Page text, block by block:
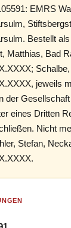
EMRS
Bestellt
Matthias, Bad
jeweils
der
eines Dritten
Nicht
Stefan,